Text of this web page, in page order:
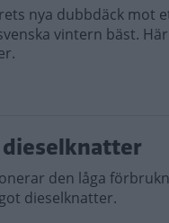
nya dubbdäck mot
vintern bäst.
dieselknatter
den låga
dieselknatter.